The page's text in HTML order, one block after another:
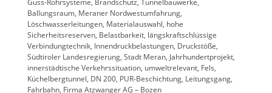
Ballungsraum, Meraner Nordwestumfahrung,
Löschwasserleitungen, Materialauswahl, hohe
Sicherheitsreserven, Belastbarkeit, längskraftschlüssige
Verbindungtechnik, Innendruckbelastungen, Druckstöße,
Südtiroler Landesregierung, Stadt Meran, Jahrhundertprojekt,
innerstädtische Verkehrssituation, umweltrelevant, Fels,
Küchelbergtunnel, DN 200, PUR-Beschichtung, Leitungsgang,
Fahrbahn, Firma Atzwanger AG – Bozen